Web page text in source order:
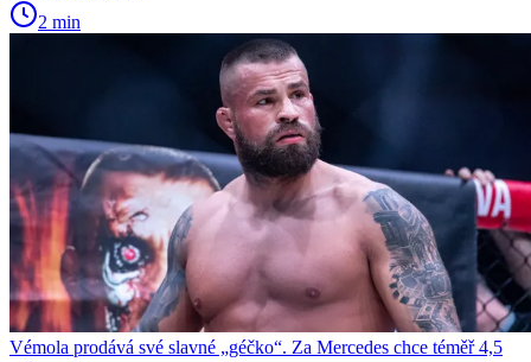
2 min
Vémola prodává své slavné „géčko“. Za Mercedes chce téměř 4,5